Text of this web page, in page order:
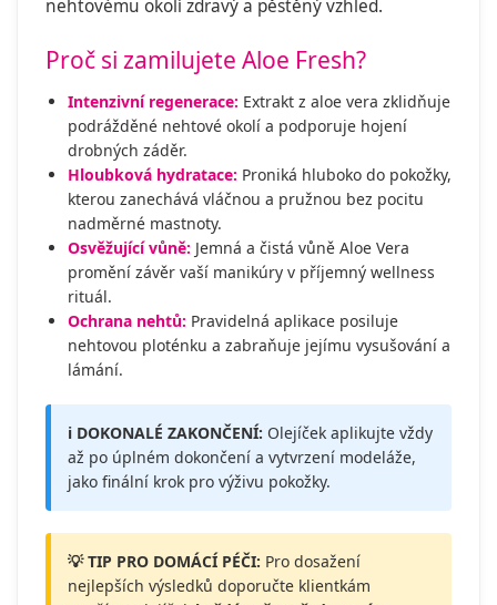
nehtovému okolí zdravý a pěstěný vzhled.
Proč si zamilujete Aloe Fresh?
Intenzivní regenerace: Extrakt z aloe vera zklidňuje
podrážděné nehtové okolí a podporuje hojení
drobných záděr.
Hloubková hydratace: Proniká hluboko do pokožky,
kterou zanechává vláčnou a pružnou bez pocitu
nadměrné mastnoty.
Osvěžující vůně: Jemná a čistá vůně Aloe Vera
promění závěr vaší manikúry v příjemný wellness
rituál.
Ochrana nehtů: Pravidelná aplikace posiluje
nehtovou ploténku a zabraňuje jejímu vysušování a
lámání.
ℹ️ DOKONALÉ ZAKONČENÍ: Olejíček aplikujte vždy
až po úplném dokončení a vytvrzení modeláže,
jako finální krok pro výživu pokožky.
💡 TIP PRO DOMÁCÍ PÉČI: Pro dosažení
nejlepších výsledků doporučte klientkám